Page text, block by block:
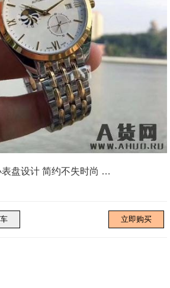
浪琴-Longines 镂空小表盘设计 简约不失时尚 男士腕表